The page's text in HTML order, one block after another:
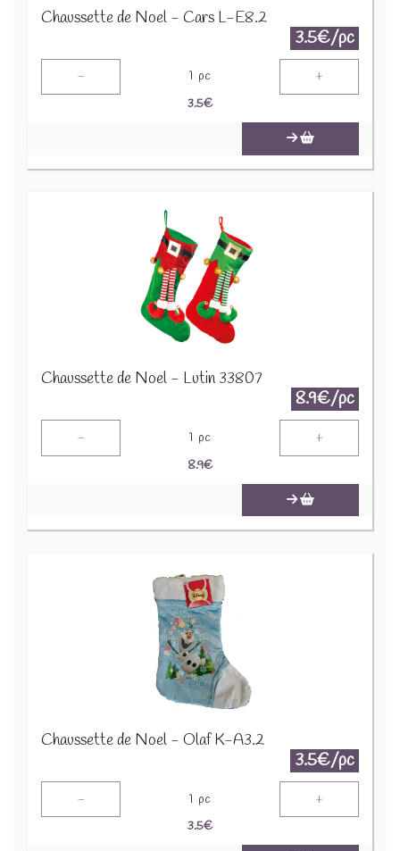
Chaussette de Noel - Cars L-E8.2
3.5€/pc
- 1 pc +
3.5€
Chaussette de Noel - Lutin 33807
8.9€/pc
- 1 pc +
8.9€
Chaussette de Noel - Olaf K-A3.2
3.5€/pc
- 1 pc +
3.5€